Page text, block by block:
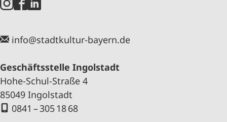
info@stadtkultur-bayern.de
Geschäftsstelle Ingolstadt
Hohe-Schul-Straße 4
85049 Ingolstadt
0841 – 305 18 68